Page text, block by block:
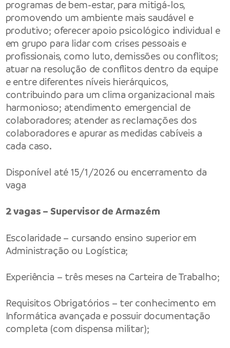
programas de bem-estar, para mitigá-los,
promovendo um ambiente mais saudável e
produtivo; oferecer apoio psicológico individual e
em grupo para lidar com crises pessoais e
profissionais, como luto, demissões ou conflitos;
atuar na resolução de conflitos dentro da equipe
e entre diferentes níveis hierárquicos,
contribuindo para um clima organizacional mais
harmonioso; atendimento emergencial de
colaboradores; atender as reclamações dos
colaboradores e apurar as medidas cabíveis a
cada caso.
Disponível até 15/1/2026 ou encerramento da
vaga
2 vagas – Supervisor de Armazém
Escolaridade – cursando ensino superior em
Administração ou Logística;
Experiência – três meses na Carteira de Trabalho;
Requisitos Obrigatórios – ter conhecimento em
Informática avançada e possuir documentação
completa (com dispensa militar);